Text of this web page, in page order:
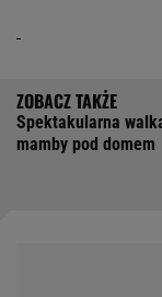
Spektakularna
mamby pod domem